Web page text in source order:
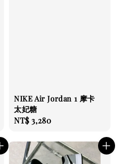
NIKE Air Jordan 1 摩卡
太妃糖
Regular
NT$ 3,280